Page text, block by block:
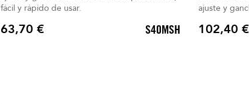
fácil y rápido de usar.
Precio
63,70 € S40MSH
ajuste y
Precio
102,40 €